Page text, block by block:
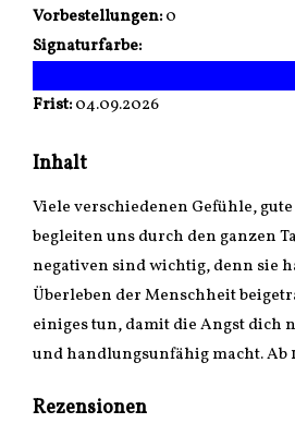
Vorbestellungen:0
Signaturfarbe:
Frist:04.09.2026
Inhalt
Viele verschiedenen Gefühle,
begleiten uns durch den ganzen
negativen sind wichtig, denn sie
Überleben der Menschheit
einiges tun, damit die Angst dich
und handlungsunfähig macht. Ab
Rezensionen